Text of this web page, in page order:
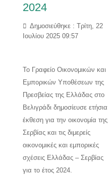
2024
Δημοσιεύθηκε : Τρίτη, 22
Ιουλίου 2025 09:57
Το Γραφείο Οικονομικών και
Εμπορικών Υποθέσεων της
Πρεσβείας της Ελλάδας στο
Βελιγράδι δημοσίευσε ετήσια
έκθεση για την οικονομία της
Σερβίας και τις διμερείς
οικονομικές και εμπορικές
σχέσεις Ελλάδας – Σερβίας
για το έτος 2024.